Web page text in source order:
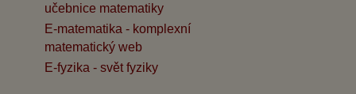
učebnice matematiky
E-matematika - komplexní
matematický web
E-fyzika - svět fyziky